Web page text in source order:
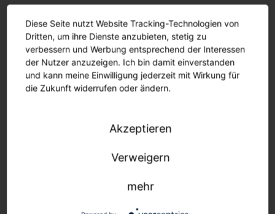
Stadtbild erhalten.
Einfacher Umstieg auf LED-
Technologie.
Dank modularem Produktkonzept.
Effizienzboost bis zu 167 lm/W.
Regel bei einer Modernisierung erhalten. Das
seit 2002 mit einem Bajonettverschluss.
Diese Seite nutzt Website Tracking-Technologien von
Dritten, um ihre Dienste anzubieten, stetig zu
verbessern und Werbung entsprechend der Interessen
der Nutzer anzuzeigen. Ich bin damit einverstanden
und kann meine Einwilligung jederzeit mit Wirkung für
die Zukunft widerrufen oder ändern.
Akzeptieren
Verweigern
mehr